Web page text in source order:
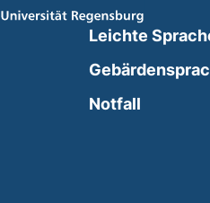
in a new window)
Leichte
Notfall